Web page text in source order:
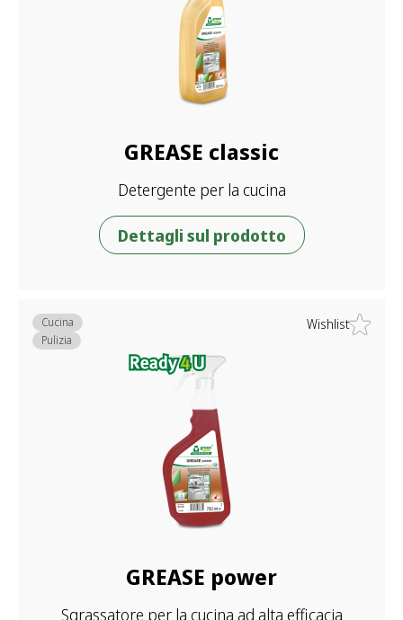
GREASE classic
Detergente per la cucina
Dettagli sul prodotto
Wishlist
GREASE power
Sgrassatore per la cucina ad alta efficacia
Cucina
Pulizia